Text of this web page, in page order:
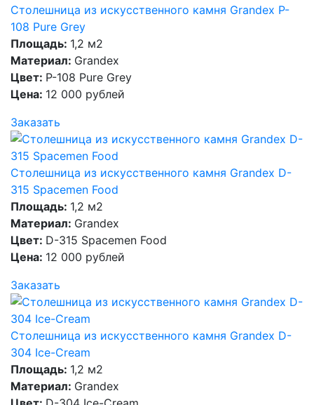
Столешница из искусственного камня Grandex P-
108 Pure Grey
Площадь: 1,2 м2
Материал: Grandex
Цвет: P-108 Pure Grey
Цена: 12 000 рублей
Заказать
Столешница из искусственного камня Grandex D-
315 Spacemen Food
Площадь: 1,2 м2
Материал: Grandex
Цвет: D-315 Spacemen Food
Цена: 12 000 рублей
Заказать
Столешница из искусственного камня Grandex D-
304 Ice-Cream
Площадь: 1,2 м2
Материал: Grandex